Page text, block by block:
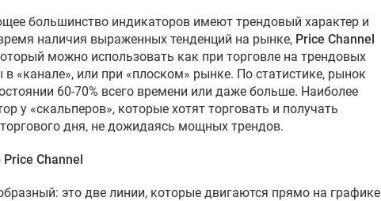
большинство индикаторов имеют трендовый характер и
наличия выраженных тенденций на рынке, Price Channel
можно использовать как при торговле на трендовых
«канале», или при «плоском» рынке. По статистике, рынок
60-70% всего времени или даже больше. Наиболее
у «скальперов», которые хотят торговать и получать
дня, не дожидаясь мощных трендов.
Channel
это две линии, которые двигаются прямо на графике